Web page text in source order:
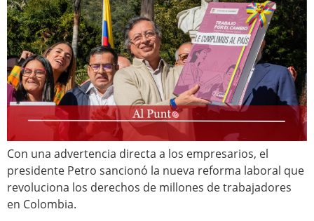
Con una advertencia directa a los empresarios, el
presidente Petro sancionó la nueva reforma laboral que
revoluciona los derechos de millones de trabajadores
en Colombia.